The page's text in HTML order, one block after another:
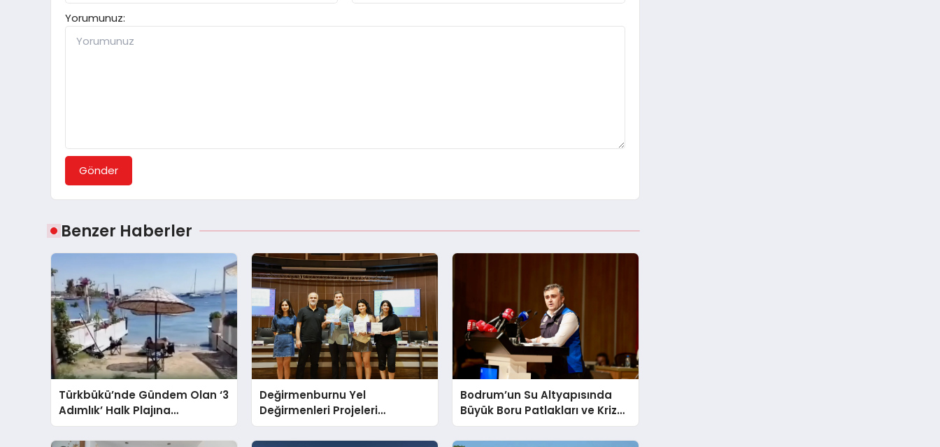
Yorumunuz:
Gönder
Benzer Haberler
Türkbükü’nde Gündem Olan ‘3
Adımlık’ Halk Plajına
Belediyeden Yanıt Geldi
Değirmenburnu Yel
Değirmenleri Projeleri
Ödüllendirildi
Bodrum’un Su Altyapısında
Büyük Boru Patlakları ve Kriz
Yönetimi Geride Kalıyor